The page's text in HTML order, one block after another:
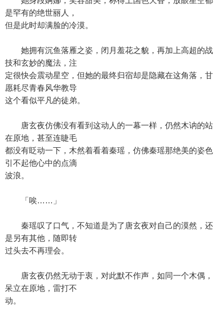
是罕有的绝世丽人，
但是此时却满脸的冷漠。
她拥有沉鱼落雁之姿，闭月羞花之貌，再加上高超的战
技和玄妙的魔法，注
定很快会震动星空，但她的最终归宿却是隐藏在这角落，甘
愿耗尽青春风华教导
这个看似平凡的徒弟。
唐玄夜仿佛没有看到这动人的一幕一样，仍然木讷的站
在原地，甚至连睫毛
都没有眨动一下，木然着看着秦瑶，仿佛秦瑶那绝美的姿色
引不起他心中的点滴
波浪。
「唉……」
秦瑶叹了口气，不知道是为了唐玄夜对自己的漠然，还
是另有其他，随即转
过头去不再理会。
唐玄夜仍然无动于衷，对此默不作声，如同一个木偶，
呆立在原地，雷打不
动。